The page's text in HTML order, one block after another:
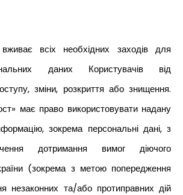
всіх необхідних заходів для
даних Користувачів від
зміни, розкриття або знищення.
має право використовувати надану
зокрема персональні дані, з
дотримання вимог діючого
(зокрема з метою попередження
незаконних та/або протиправних дій